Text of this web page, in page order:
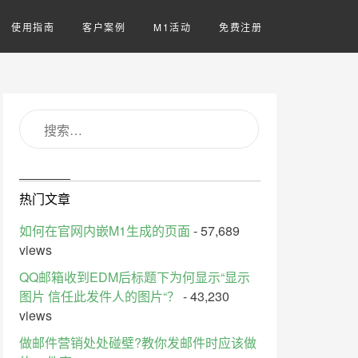
使用指南 客户案例 M1活动 免费注册
热门文章
如何在官网内嵌M1生成的页面 - 57,689
views
QQ邮箱收到EDM后标题下为何显示“显示
图片 信任此发件人的图片“？ - 43,230
views
做邮件营销处处碰壁?教你发邮件时应该做